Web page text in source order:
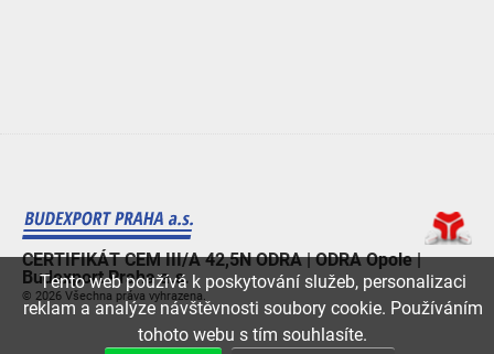
CERTIFIKÁT CEM III/A 42,5N ODRA | ODRA Opole |
Budexport Praha a.s.
© 2026 Všechna práva vyhrazena.
Tento web používá k poskytování služeb, personalizaci
reklam a analýze návštěvnosti soubory cookie. Používáním
tohoto webu s tím souhlasíte.